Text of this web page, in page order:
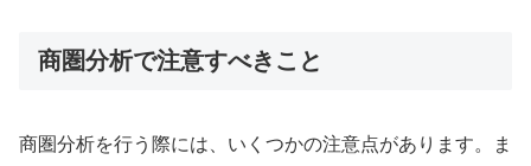
商圏分析で注意すべきこと
商圏分析を行う際には、いくつかの注意点があります。ま